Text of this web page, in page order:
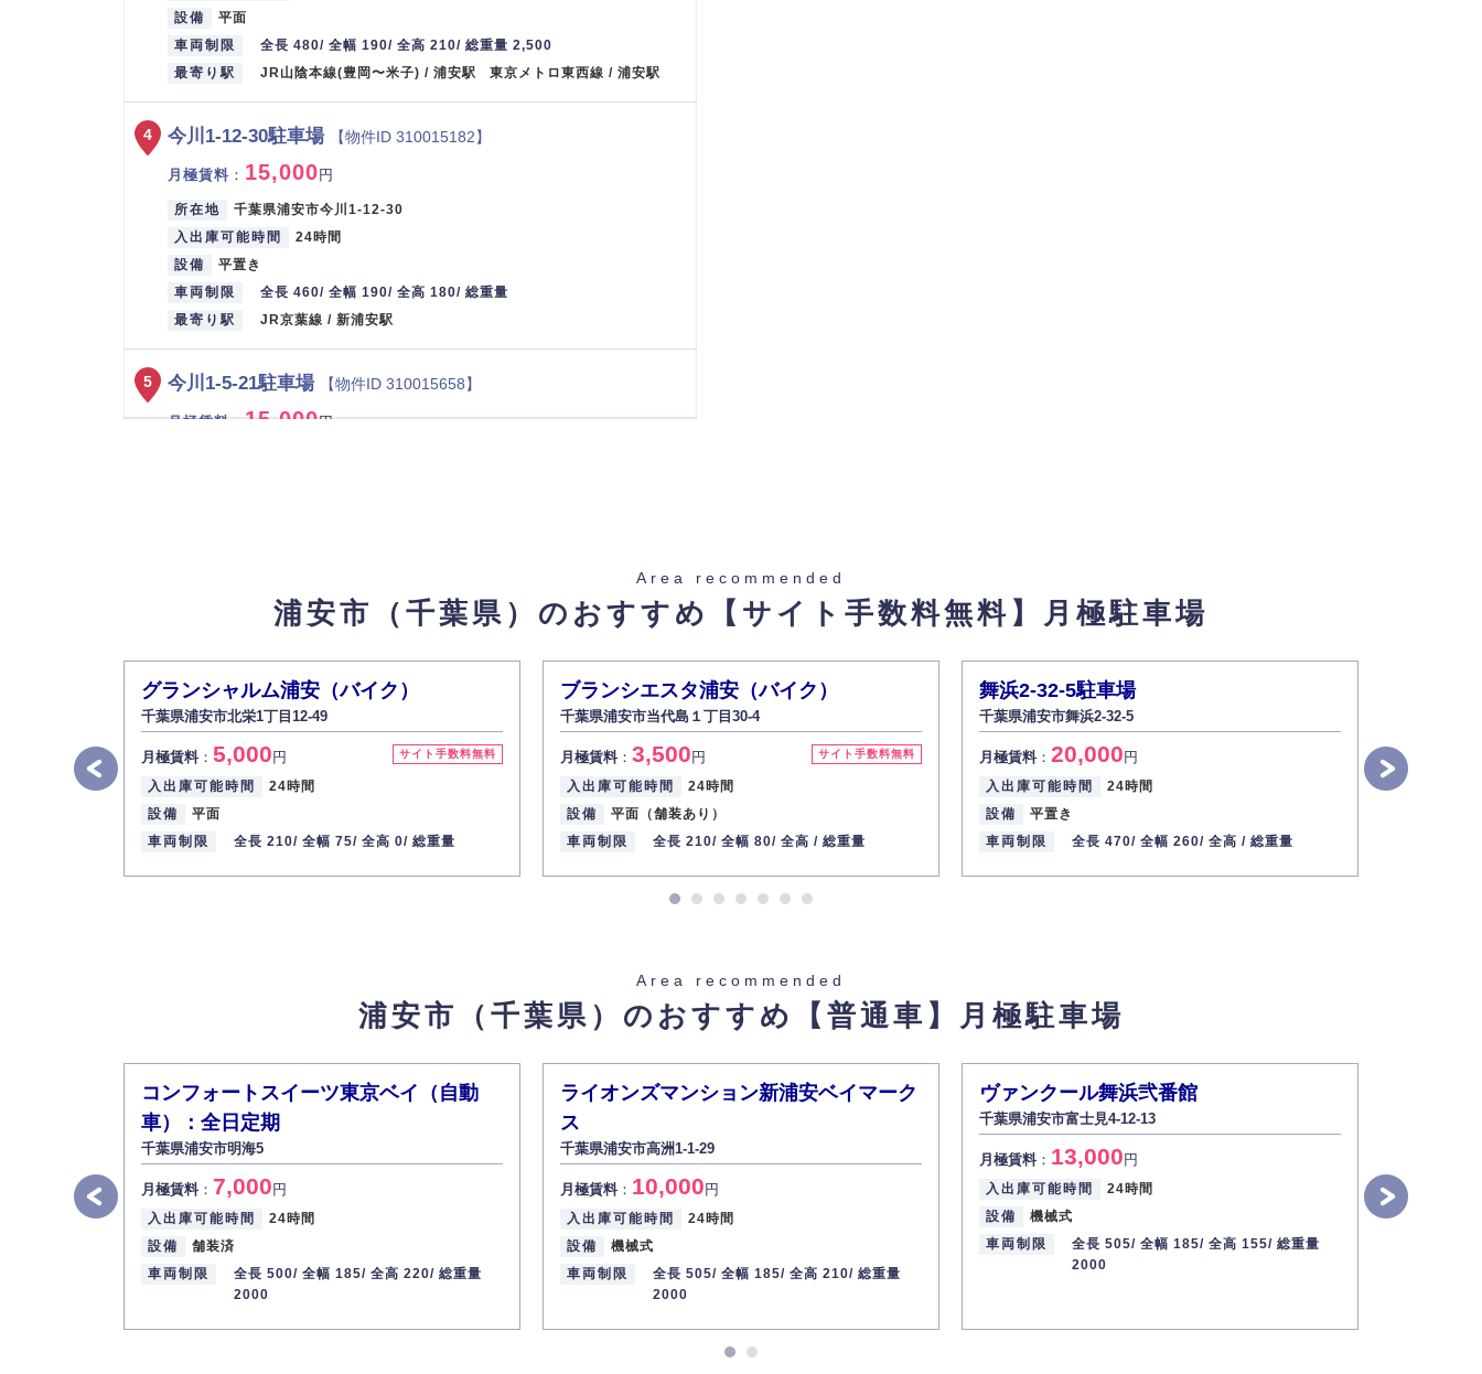
設備
平面
車両制限
全長 480/ 全幅 190/ 全高 210/ 総重量 2,500
最寄り駅
JR山陰本線(豊岡〜米子) / 浦安駅 東京メトロ東西線 / 浦安駅
今川1-12-30駐車場 【物件ID 310015182】
月極賃料 ： 15,000 円
所在地
千葉県浦安市今川1-12-30
入出庫可能時間
24時間
設備
平置き
車両制限
全長 460/ 全幅 190/ 全高 180/ 総重量
最寄り駅
JR京葉線 / 新浦安駅
4
今川1-5-21駐車場 【物件ID 310015658】
月極賃料：15,000円
5
東野3-17-17駐車場【物件ID 310017676】
15,000
所在地
千葉県浦安市東野3-17-17
入出庫可能時間
24時間
設備
平置き
車両制限
全長 530/ 全幅 280/ 全高 / 総重量
最寄り駅
高洲1-6駐車場【物件ID 310020720】
全長 500/ 全幅 240/ 全高 / 総重量
日の出6-19-15駐車場
月極賃料：7,500
所在地
千葉県浦安市日の出6-19-15
入出庫可能時間
24時間
設備
平置き
車両制限
全長 650/ 全幅 250/ 全高 / 総重量
最寄り駅
8
Area recommended
浦安市（千葉県）のおすすめ 【サイト手数料無料】月極駐車場
グランシャルム浦安（バイク）
千葉県浦安市北栄1丁目12-49
サイト手数料無料
月極賃料： 5,000円
入出庫可能時間
24時間
設備
平面
車両制限
全長 210/ 全幅 75/ 全高 0/ 総重量
ブランシエスタ浦安（バイク）
千葉県浦安市当代島１丁目30-4
サイト手数料無料
月極賃料： 3,500円
入出庫可能時間
24時間
設備
平面（舗装あり）
車両制限
全長 210/ 全幅 80/ 全高 / 総重量
舞浜2-32-5駐車場
千葉県浦安市舞浜2-32-5
月極賃料： 20,000円
入出庫可能時間
24時間
設備
平置き
車両制限
全長 470/ 全幅 260/ 全高 / 総重量
月極賃料
Area recommended
浦安市（千葉県）のおすすめ 【普通車】月極駐車場
コンフォートスイーツ東京ベイ（自動
車）：全日定期
千葉県浦安市明海5
月極賃料： 7,000円
入出庫可能時間
24時間
設備
舗装済
車両制限
全長 500/ 全幅 185/ 全高 220/ 総重量
2000
ライオンズマンション新浦安ベイマーク
ス
千葉県浦安市高洲1-1-29
月極賃料： 10,000円
入出庫可能時間
24時間
設備
機械式
車両制限
全長 505/ 全幅 185/ 全高 210/ 総重量
2000
ヴァンクール舞浜弐番館
千葉県浦安市富士見4-12-13
月極賃料： 13,000円
入出庫可能時間
24時間
設備
機械式
車両制限
全長 505/ 全幅 185/ 全高 155/ 総重量
2000
入出庫可